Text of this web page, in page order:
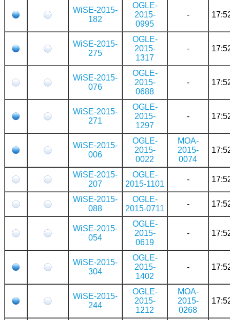
WiSE-2015-
182
OGLE-
2015-
0995
-
WiSE-2015-
275
OGLE-
2015-
1317
-
WiSE-2015-
076
OGLE-
2015-
0688
-
WiSE-2015-
271
OGLE-
2015-
1297
-
WiSE-2015-
006
OGLE-
2015-
0022
MOA-
2015-
0074
WiSE-2015-
207
OGLE-
2015-1101
-
WiSE-2015-
088
OGLE-
2015-0711
-
WiSE-2015-
054
OGLE-
2015-
0619
-
WiSE-2015-
304
OGLE-
2015-
1402
-
WiSE-2015-
244
OGLE-
2015-
1212
MOA-
2015-
0268